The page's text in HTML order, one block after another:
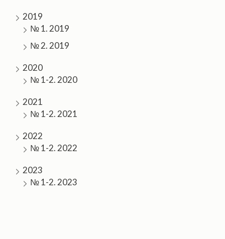
2019
№ 1. 2019
№ 2. 2019
2020
№ 1-2. 2020
2021
№ 1-2. 2021
2022
№ 1-2. 2022
2023
№ 1-2. 2023